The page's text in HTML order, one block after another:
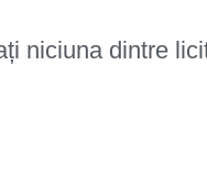
niciuna dintre